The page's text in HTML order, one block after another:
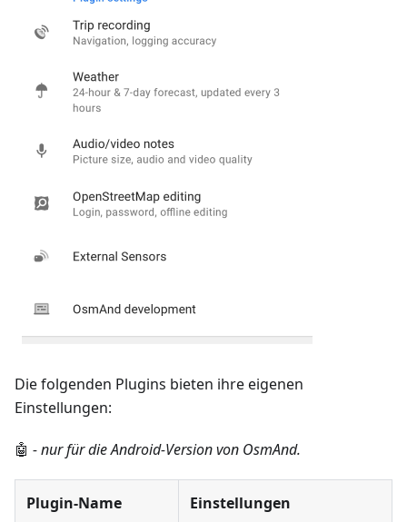
Die folgenden Plugins bieten ihre eigenen
Einstellungen:
🤖 - nur für die Android-Version von OsmAnd.
Plugin-Name Einstellungen